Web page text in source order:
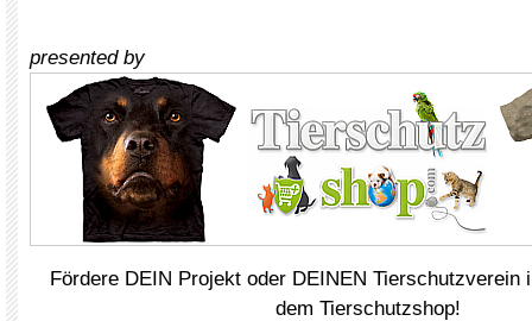
presented by
Fördere DEIN Projekt oder DEINEN Tierschutzverein
dem Tierschutzshop!